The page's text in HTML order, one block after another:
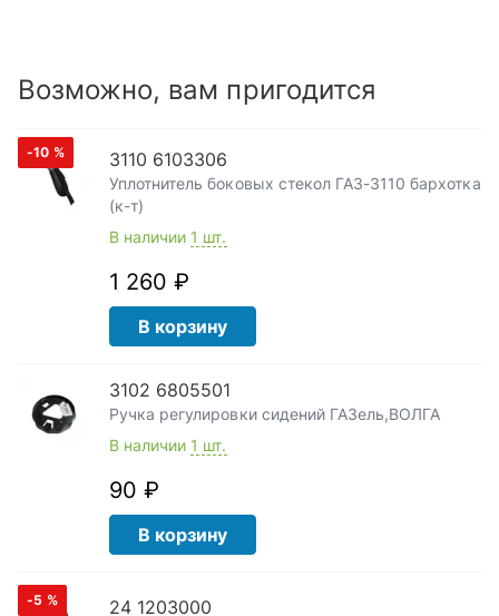
Возможно, вам пригодится
-10 % 3110 6103306
Уплотнитель боковых стекол ГАЗ-3110 бархотка
(к-т)
В наличии 1 шт.
1 260 ₽
В корзину
3102 6805501
Ручка регулировки сидений ГАЗель,ВОЛГА
В наличии 1 шт.
90 ₽
В корзину
-5 % 24 1203000